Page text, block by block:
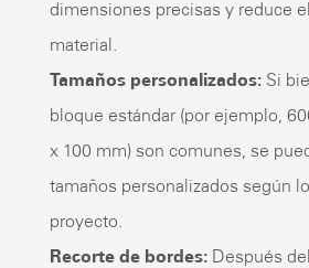
dimensiones precisas y reduce
material.
Tamaños personalizados: Si
bloque estándar (por ejemplo,
x 100 mm) son comunes, se
tamaños personalizados según
proyecto.
Recorte de bordes: Después